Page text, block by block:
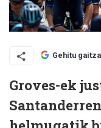
Gehitu
Groves-ek